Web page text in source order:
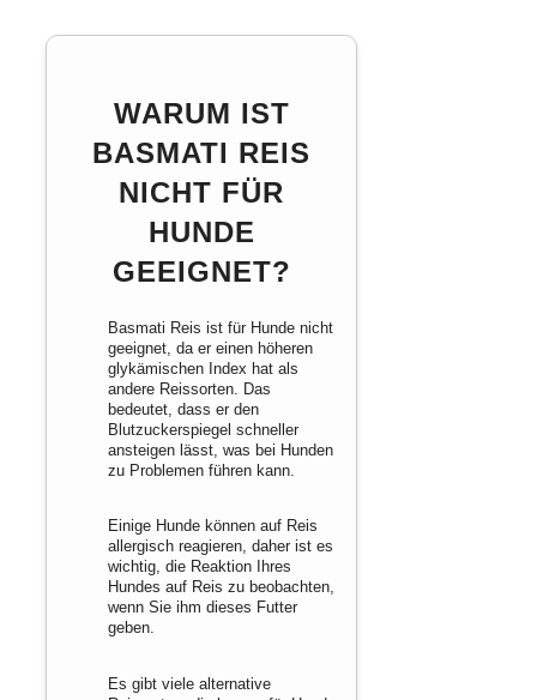
WARUM IST
BASMATI REIS
NICHT FÜR
HUNDE
GEEIGNET?
Basmati Reis ist für Hunde nicht
geeignet, da er einen höheren
glykämischen Index hat als
andere Reissorten. Das
bedeutet, dass er den
Blutzuckerspiegel schneller
ansteigen lässt, was bei Hunden
zu Problemen führen kann.
Einige Hunde können auf Reis
allergisch reagieren, daher ist es
wichtig, die Reaktion Ihres
Hundes auf Reis zu beobachten,
wenn Sie ihm dieses Futter
geben.
Es gibt viele alternative